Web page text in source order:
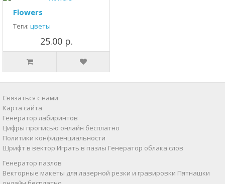
Flowers
Теги: цветы
25.00 р.
Связаться с нами
Карта сайта
Генератор лабиринтов
Цифры прописью онлайн бесплатно
Политики конфиденциальности
Шрифт в вектор Играть в пазлы Генератор облака слов
Генератор пазлов
Векторные макеты для лазерной резки и гравировки Пятнашки